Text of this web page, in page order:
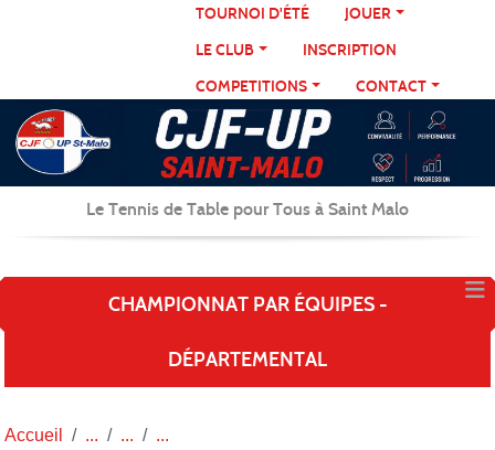
TOURNOI D'ÉTÉ
JOUER
LE CLUB
INSCRIPTION
COMPETITIONS
CONTACT
Le Tennis de Table pour Tous à Saint Malo
CHAMPIONNAT PAR ÉQUIPES -
DÉPARTEMENTAL
Accueil
Panneau de gestion des cookies